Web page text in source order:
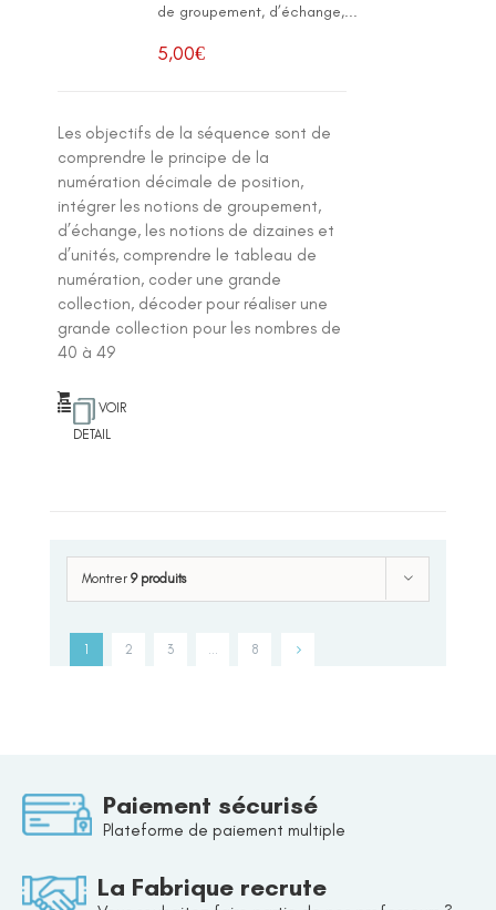
de groupement, d’échange,...
5,00€
Les objectifs de la séquence sont de
comprendre le principe de la
numération décimale de position,
intégrer les notions de groupement,
d’échange, les notions de dizaines et
d’unités, comprendre le tableau de
numération, coder une grande
collection, décoder pour réaliser une
grande collection pour les nombres de
40 à 49
VOIR
DETAIL
Montrer 9 produits
1 2 3 8
Paiement sécurisé
Plateforme de paiement multiple
La Fabrique recrute